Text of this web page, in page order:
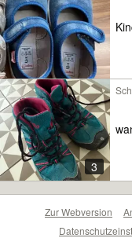
3
Zur Webversion